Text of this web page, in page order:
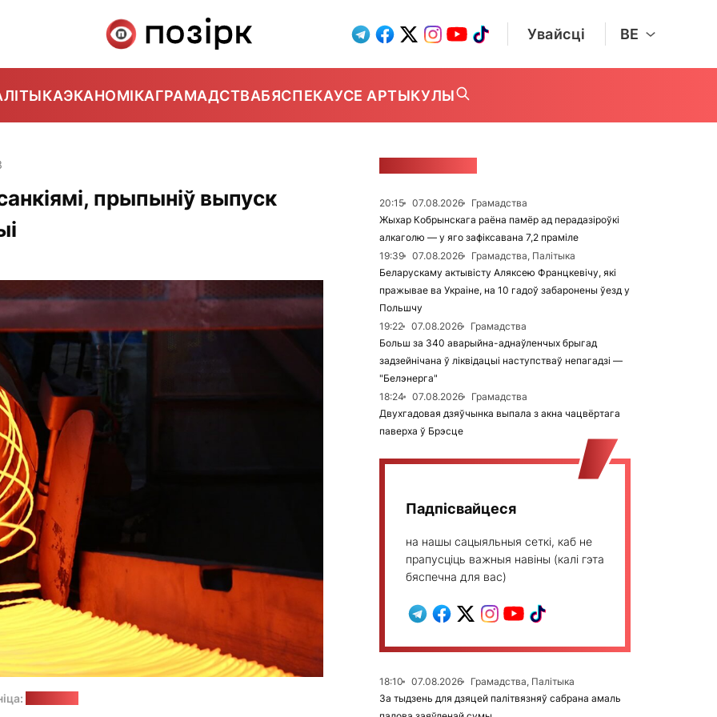
Увайсці BE
ЭКАНОМІКАГРАМАДСТВАБЯСПЕКАУСЕ АРТЫКУЛЫ
прыпыніў выпуск
20:15 07.08.2026
Грамадства
Жыхар Кобрынскага раёна памёр ад перадазіроўкі
алкаголю — у яго зафіксавана 7,2 праміле
19:39
07.08.2026
Грамадства, Палітыка
Беларускаму актывісту Аляксею Францкевічу, які
пражывае ва Украіне, на 10 гадоў забаронены ўезд у
Польшчу
19:22
07.08.2026
Грамадства
Больш за 340 аварыйна-аднаўленчых брыгад
задзейнічана ў ліквідацыі наступстваў непагадзі —
"Белэнерга"
18:24
07.08.2026
Грамадства
Двухгадовая дзяўчынка выпала з акна чацвёртага
паверха ў Брэсце
Падпісвайцеся
на нашы сацыяльныя сеткі, каб не
прапусціць важныя навіны (калі гэта
бяспечна для вас)
18:10 07.08.2026
Грамадства, Палітыка
За тыдзень для дзяцей палітвязняў сабрана амаль